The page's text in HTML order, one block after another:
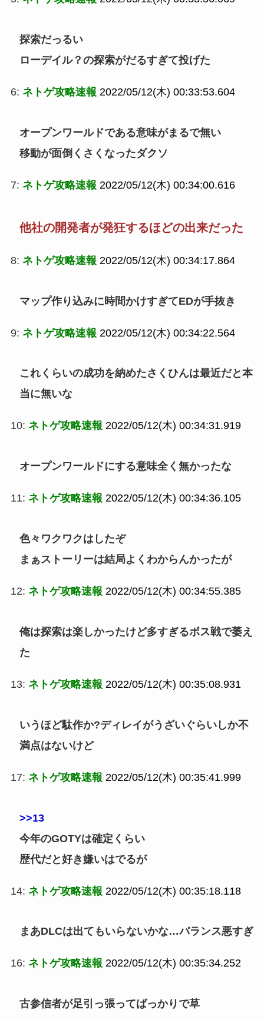
探索だっるい
ローデイル？の探索がだるすぎて投げた
6: ネトゲ攻略速報 2022/05/12(木) 00:33:53.604
オープンワールドである意味がまるで無い
移動が面倒くさくなったダクソ
7: ネトゲ攻略速報 2022/05/12(木) 00:34:00.616
他社の開発者が発狂するほどの出来だった
8: ネトゲ攻略速報 2022/05/12(木) 00:34:17.864
マップ作り込みに時間かけすぎてEDが手抜き
9: ネトゲ攻略速報 2022/05/12(木) 00:34:22.564
これくらいの成功を納めたさくひんは最近だと本
当に無いな
10: ネトゲ攻略速報 2022/05/12(木) 00:34:31.919
オープンワールドにする意味全く無かったな
11: ネトゲ攻略速報 2022/05/12(木) 00:34:36.105
色々ワクワクはしたぞ
まぁストーリーは結局よくわからんかったが
12: ネトゲ攻略速報 2022/05/12(木) 00:34:55.385
俺は探索は楽しかったけど多すぎるボス戦で萎え
た
13: ネトゲ攻略速報 2022/05/12(木) 00:35:08.931
いうほど駄作か?ディレイがうざいぐらいしか不
満点はないけど
17: ネトゲ攻略速報 2022/05/12(木) 00:35:41.999
>>13
今年のGOTYは確定くらい
歴代だと好き嫌いはでるが
14: ネトゲ攻略速報 2022/05/12(木) 00:35:18.118
まあDLCは出てもいらないかな…バランス悪すぎ
16: ネトゲ攻略速報 2022/05/12(木) 00:35:34.252
古参信者が足引っ張ってばっかりで草